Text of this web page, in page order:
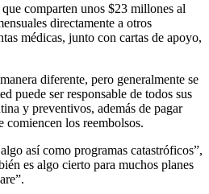
comparten unos $23 millones al
directamente a otros
médicas, junto con cartas de apoyo,
diferente, pero generalmente se
puede ser responsable de todos sus
y preventivos, además de pagar
comiencen los reembolsos.
así como programas catastróficos”,
es algo cierto para muchos planes